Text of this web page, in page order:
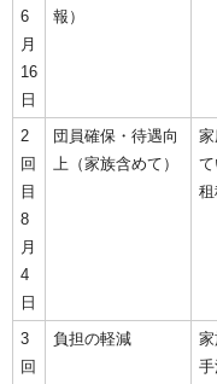
6
月
16
日
報）
2
回
目
8
月
4
日
団員確保・待遇向
上（家族含めて）
て
租
3
回
負担の軽減